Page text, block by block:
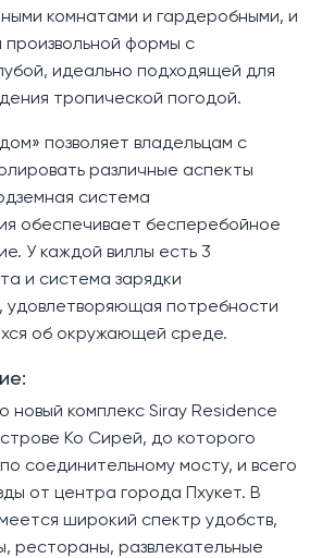
комнатами и гардеробными, и
формы с
идеально подходящей для
тропической погодой.
позволяет владельцам с
различные аспекты
система
обеспечивает бесперебойное
У каждой виллы есть 3
и система зарядки
удовлетворяющая потребности
об окружающей среде.
комплекс Siray Residence
Ко Сирей, до которого
соединительному мосту, и всего
от центра города Пхукет. В
широкий спектр удобств,
рестораны, развлекательные